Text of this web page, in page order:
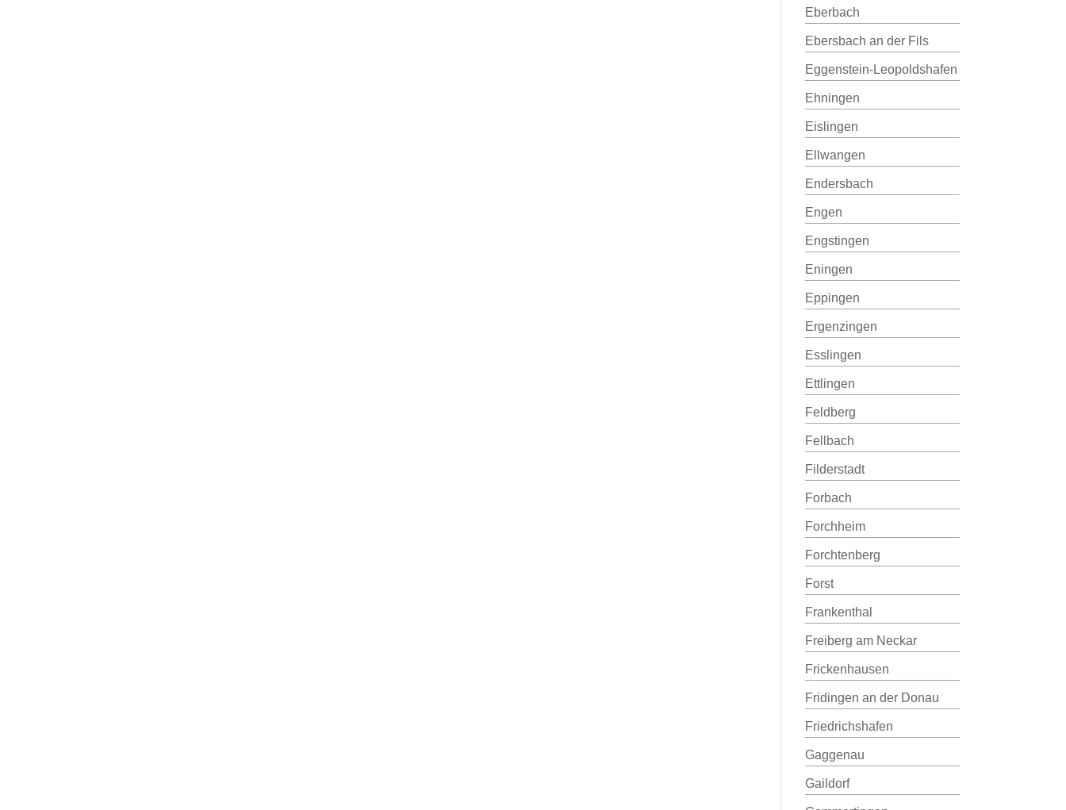
Eberbach
Ebersbach an der Fils
Eggenstein-Leopoldshafen
Ehningen
Eislingen
Ellwangen
Endersbach
Engen
Engstingen
Eningen
Eppingen
Ergenzingen
Esslingen
Ettlingen
Feldberg
Fellbach
Filderstadt
Forbach
Forchheim
Forchtenberg
Forst
Frankenthal
Freiberg am Neckar
Frickenhausen
Fridingen an der Donau
Friedrichshafen
Gaggenau
Gaildorf